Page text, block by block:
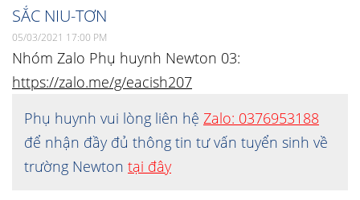
SẮC NIU-TƠN
05/03/2021 17:00 PM
Nhóm Zalo Phụ huynh Newton 03:
https://zalo.me/g/eacish207
Phụ huynh vui lòng liên hệ Zalo: 0376953188
để nhận đầy đủ thông tin tư vấn tuyển sinh về
trường Newton tại đây